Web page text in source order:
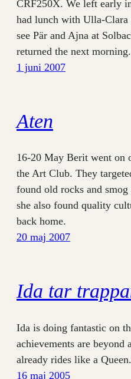
CRF250X. We left early
had lunch with Ulla-
see Pär and Ajna at
returned the next morning.
1 juni 2007
Aten
16-20 May Berit went on
the Art Club. They
found old rocks and
she also found quality
back home.
20 maj 2007
Ida tar
Ida is doing fantastic on
achievements are beyond
already rides like a Queen.
16 maj 2005